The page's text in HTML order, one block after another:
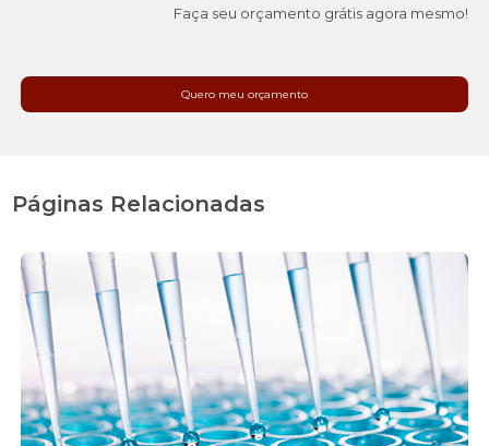
Faça seu orçamento grátis agora mesmo!
Quero meu orçamento
Páginas Relacionadas